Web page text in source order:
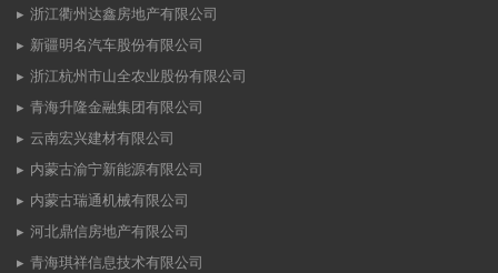
浙江衢州达鑫房地产有限公司
新疆明名汽车股份有限公司
浙江杭州市山全农业股份有限公司
青海升隆金融集团有限公司
云南宏兴建材有限公司
内蒙古渝宁新能源有限公司
内蒙古瑞通机械有限公司
河北鼎信房地产有限公司
青海琪祥信息技术有限公司